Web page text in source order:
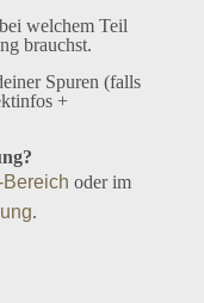
welchem Teil
brauchst.
Spuren (falls
+
Bereich oder im
.